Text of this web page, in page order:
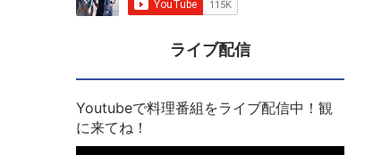
ライブ配信
Youtubeで料理番組をライブ配信中！観
に来てね！